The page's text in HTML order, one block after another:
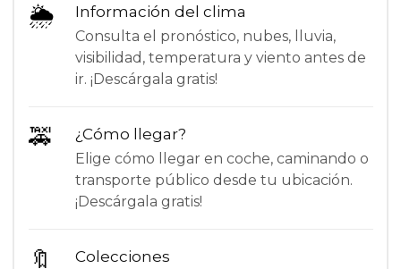
🌦 Información del clima
Consulta el pronóstico, nubes, lluvia,
visibilidad, temperatura y viento antes de
ir. ¡Descárgala gratis!
🚕 ¿Cómo llegar?
Elige cómo llegar en coche, caminando o
transporte público desde tu ubicación.
¡Descárgala gratis!
🔖 Colecciones